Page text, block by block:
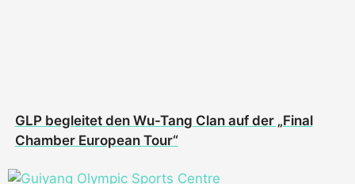
GLP begleitet den Wu-Tang Clan auf der „Final
Chamber European Tour“